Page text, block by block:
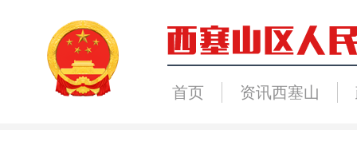
首页 资讯西塞山